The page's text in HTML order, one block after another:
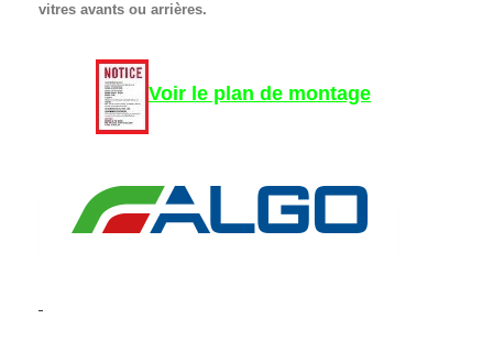
vitres avants ou arrières.
Voir le plan de montage